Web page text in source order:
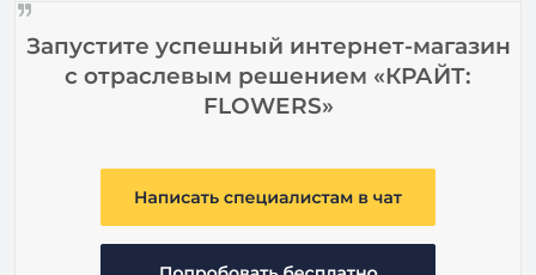
Запустите успешный интернет-магазин
с отраслевым решением «КРАЙТ:
FLOWERS»